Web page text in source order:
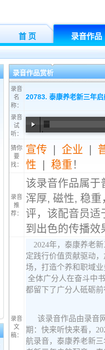
首 页 录音作品
录音作品赏析
录音
名
称：
20783. 泰康养老新三年启
录音
试
听：
猜你
要
找：
宣传 | 企业 |
性 | 稳重 ！
录音
推
荐：
该录音作品属于
浑厚, 磁性, 稳
评，该配音员适
到出色的传播效
录音
文
稿：